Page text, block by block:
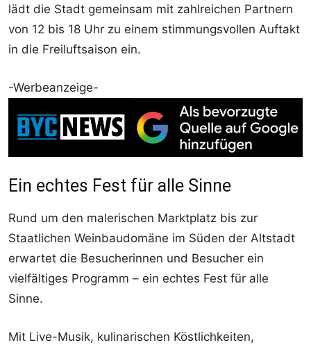
lädt die Stadt gemeinsam mit zahlreichen Partnern
von 12 bis 18 Uhr zu einem stimmungsvollen Auftakt
in die Freiluftsaison ein.
-Werbeanzeige-
Ein echtes Fest für alle Sinne
Rund um den malerischen Marktplatz bis zur
Staatlichen Weinbaudomäne im Süden der Altstadt
erwartet die Besucherinnen und Besucher ein
vielfältiges Programm – ein echtes Fest für alle
Sinne.
Mit Live-Musik, kulinarischen Köstlichkeiten,